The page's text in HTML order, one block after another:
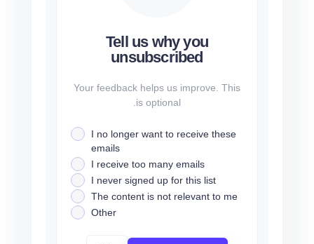
Tell us why you
unsubscribed
Your feedback helps us improve. This
is optional.
I no longer want to receive these
emails
I receive too many emails
I never signed up for this list
The content is not relevant to me
Other